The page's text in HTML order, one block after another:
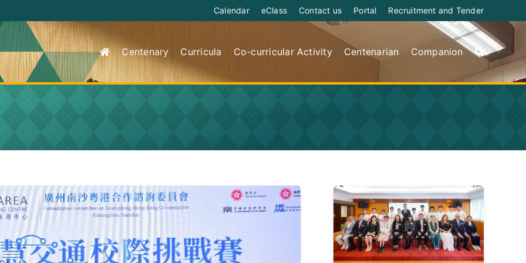
Calendar eClass Contact us Portal Recruitment and Tender
Centenary Curricula Co-curricular Activity Centenarian Companion